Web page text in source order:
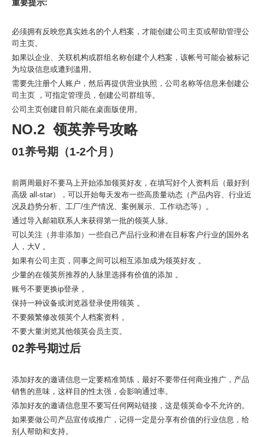
重要提示:
必须拥有反映您真实姓名的个人档案，才能创建公司主页或帮助管理公
司主页。
如果以企业、关联机构或群组名称创建个人档案，该帐号可能会被标记
为垃圾信息或遭到滥用。
需要先注册个人账户，然后再提供营业执照，公司名称等信息来创建公
司主页 ，可指定管理员，创建公司群组等。
公司主页创建目前只能在桌面版使用。
NO.2 领英养号攻略
01养号期（1-2个月）
前两周最好不要马上开始添加领英好友，在填写好个人资料后（最好到
高级 all-star），可以开始每天发布一些高质量动态（产品内容、行业近
况及趋势分析、工厂/生产情况、案例展示、工作动态等）。
通过导入邮箱联系人来获得第一批的领英人脉。
可以关注（并非添加）一些自己产品行业和潜在目标客户行业的国外名
人，大V 。
如果有公司主页，同事之间可以相互添加成为领英好友 。
少量的在领英所推荐的人脉里选择有价值的添加 。
账号不要更换ip登录 。
保持一种设备或浏览器登录使用领英 。
不要频繁修改领英个人档案资料 。
不要大量浏览其他领英会员主页。
02养号期过后
添加好友的邀请信息一定要精准简练，最好不要带任何商业推广，产品
销售的意味，这样目的性太强，会影响通过率。
添加好友的邀请信息里不要写任何网站链接，这是领英命令不允许的。
如果要做公司产品宣传或推广，记得一定是分享有价值的行业信息，给
别人帮助和支持。